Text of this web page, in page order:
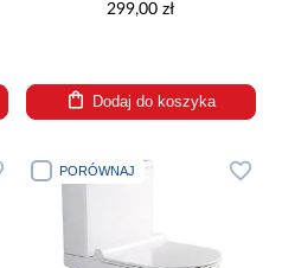
299,00 zł
Dodaj do koszyka
PORÓWNAJ